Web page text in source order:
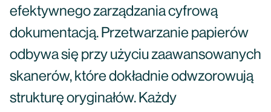
efektywnego zarządzania cyfrową
dokumentacją. Przetwarzanie papierów
odbywa się przy użyciu zaawansowanych
skanerów, które dokładnie odwzorowują
strukturę oryginałów. Każdy